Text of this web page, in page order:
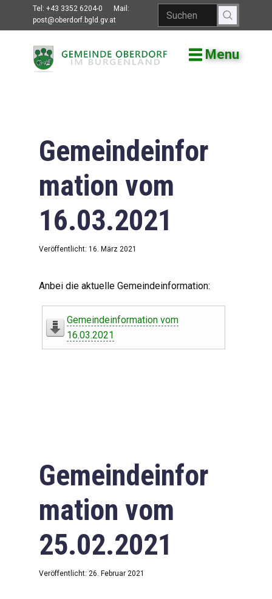
Tel: +43 3352 6204-0
Mail:
post@oberdorf.bgld.gv.at
Menu
Willkommen
Gemeindeamt
Gemeinderat
Bildung
Vereine
Leben in Oberdorf
Downloads
Impressum
Datenschutzerklärung
Gemeindeinfor
mation vom
16.03.2021
Veröffentlicht: 16. März 2021
Anbei die aktuelle Gemeindeinformation:
Gemeindeinformation vom
16.03.2021
Gemeindeinfor
mation vom
25.02.2021
Veröffentlicht: 26. Februar 2021